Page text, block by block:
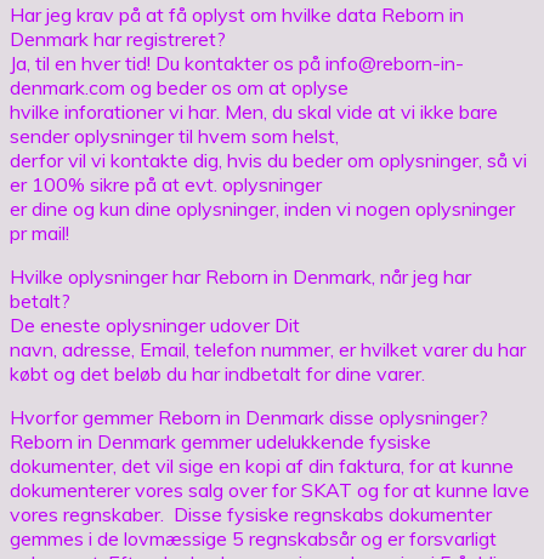
Har jeg krav på at få oplyst om hvilke data Reborn in
Denmark har registreret?
Ja, til en hver tid! Du kontakter os på info@reborn-in-
denmark.com og beder os om at oplyse
hvilke inforationer vi har. Men, du skal vide at vi ikke bare
sender oplysninger til hvem som helst,
derfor vil vi kontakte dig, hvis du beder om oplysninger, så vi
er 100% sikre på at evt. oplysninger
er dine og kun dine oplysninger, inden vi nogen oplysninger
pr mail!
Hvilke oplysninger har Reborn in Denmark, når jeg har
betalt?
De eneste oplysninger udover Dit
navn, adresse, Email, telefon nummer, er hvilket varer du har
købt og det beløb du har indbetalt for dine varer.
Hvorfor gemmer Reborn in Denmark disse oplysninger?
Reborn in Denmark gemmer udelukkende fysiske
dokumenter, det vil sige en kopi af din faktura, for at kunne
dokumenterer vores salg over for SKAT og for at kunne lave
vores regnskaber. Disse fysiske regnskabs dokumenter
gemmes i de lovmæssige 5 regnskabsår og er forsvarligt